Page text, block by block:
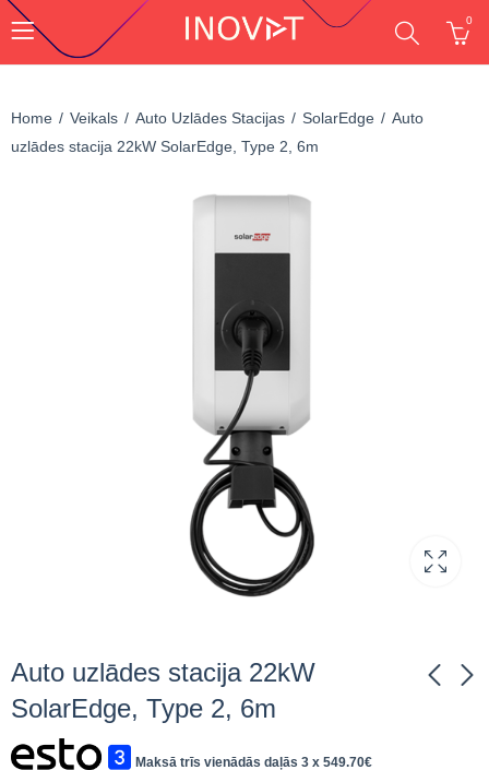
0
Home Veikals Auto Uzlādes Stacijas SolarEdge
Auto
uzlādes stacija 22kW SolarEdge, Type 2, 6m
Auto uzlādes stacija 22kW
SolarEdge, Type 2, 6m
Maksā trīs vienādās daļās 3 x 549.70€